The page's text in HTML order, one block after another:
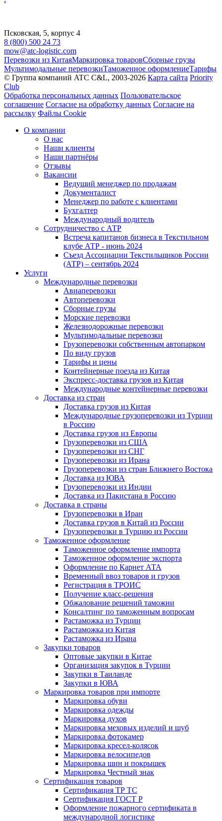
Псковская, 5, корпус 4
8 (800) 500 24 73
mow@atc-logistic.com
Перевозки из КитаяМаркировка товаровСборные грузы
Мультимодальные перевозкиТаможенное оформлениеТарифы
© Группа компаний ATC C&L, 2003-2026 Карта сайта Priority
Club
Обработка персональных данных Пользовательское
соглашение Согласие на обработку данных Согласие на
рассылку Файлы Cookie
О компании
О нас
Наши клиенты
Наши партнёры
Отзывы
Вакансии
Ведущий менеджер по продажам
Документалист
Менеджер по работе с клиентами
Бухгалтер
Международный водитель
Сотрудничество с АТР
Встреча капитанов бизнеса в Текстильном
клубе АТР - июнь 2024
Съезд Ассоциации Текстильщиков России
(АТР) – сентябрь 2024
Услуги
Международные перевозки
Авиаперевозки
Автоперевозки
Сборные грузы
Морские перевозки
Железнодорожные перевозки
Мультимодальные перевозки
Грузоперевозки собственным автопарком
По виду грузов
Тарифы и цены
Контейнерные поезда из Китая
Экспресс-доставка грузов из Китая
Международные контейнерные перевозки
Доставка из стран
Доставка грузов из Китая
Международные грузоперевозки из Турции
в Россию
Доставка грузов из Европы
Грузоперевозки из США
Грузоперевозки из СНГ
Грузоперевозки из Ирана
Грузоперевозки из стран Ближнего Востока
Доставка из ЮВА
Грузоперевозки из Индии
Доставка из Пакистана в Россию
Доставка в страны
Грузоперевозки в Иран
Доставка грузов в Китай из России
Грузоперевозки в Турцию из России
Таможенное оформление
Таможенное оформление импорта
Таможенное оформление экспорта
Оформление по Карнет АТА
Временный ввоз товаров и грузов
Регистрация в ТРОИС
Получение класс-решения
Обжалование решений таможни
Консалтинг по таможенным вопросам
Растаможка из Турции
Растаможка из Китая
Растаможка из Ирана
Закупки товаров
Оптовые закупки в Китае
Организация закупок в Турции
Закупки в Таиланде
Закупки в ЮВА
Маркировка товаров при импорте
Маркировка обуви
Маркировка одежды
Маркировка духов
Маркировка меховых изделий и шуб
Маркировка фотокамер
Маркировка кресел-колясок
Маркировка велосипедов
Маркировка шин и покрышек
Маркировка Честный знак
Сертификация товаров
Сертификация ТР ТС
Сертификация ГОСТ Р
Оформление пожарного сертификата в
международной логистике